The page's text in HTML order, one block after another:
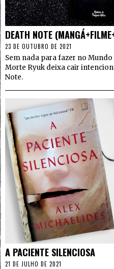
DEATH NOTE
23 DE OUTUBRO DE 2021
Sem nada para fazer no
Morte Ryuk deixa cair
Note.
A PACIENTE SILENCIOSA
21 DE JULHO DE 2021